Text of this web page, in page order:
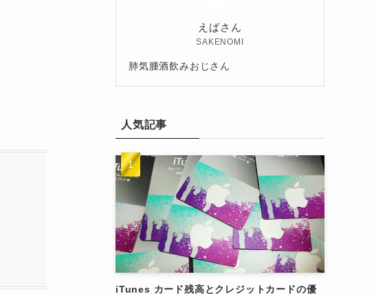
えばさん
SAKENOMI
肺気腫酒飲みおじさん
人気記事
iTunes カード残高とクレジットカードの優